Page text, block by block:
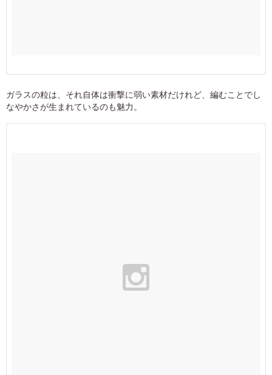
ガラスの粒は、それ自体は衝撃に弱い素材だけれど、編むことでし
なやかさが生まれているのも魅力。